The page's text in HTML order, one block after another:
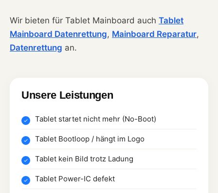
Wir bieten für Tablet Mainboard auch Tablet
Mainboard Datenrettung, Mainboard Reparatur,
Datenrettung an.
Unsere Leistungen
Tablet startet nicht mehr (No-Boot)
Tablet Bootloop / hängt im Logo
Tablet kein Bild trotz Ladung
Tablet Power-IC defekt